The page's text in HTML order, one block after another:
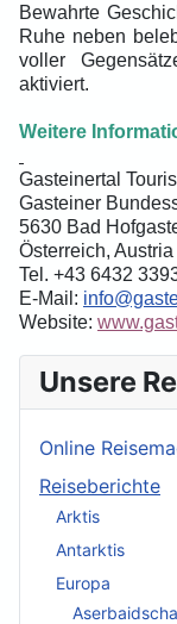
Unsere
Online
Reiseberichte
Arktis
Antarktis
Europa
Bewahrte
Ruhe neben
voller
aktiviert.
Weitere
Gasteinertal
Gasteiner
5630 Bad
Österreich, Austria
Tel. +43 6432
E-Mail:
Website: